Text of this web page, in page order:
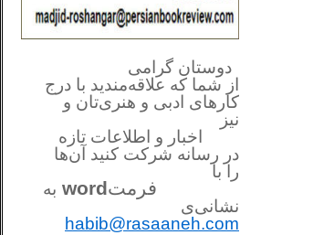
دوستان گرامی
از شما که علاقه‌مندید با درج
کارهای‌ ادبی و هنری‌تان و
نیز
اخبار و اطلاعات تازه
در رسانه شرکت کنید آن‌ها
را با
فرمتword به
نشانی‌ی
habib@rasaaneh.com